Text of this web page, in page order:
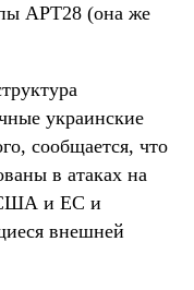
APT28 (она же
украинские
сообщается, что
в атаках на
США и ЕС и
внешней